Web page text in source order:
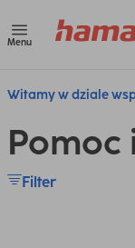
Menu
Witamy w dziale
Pomoc
Filter